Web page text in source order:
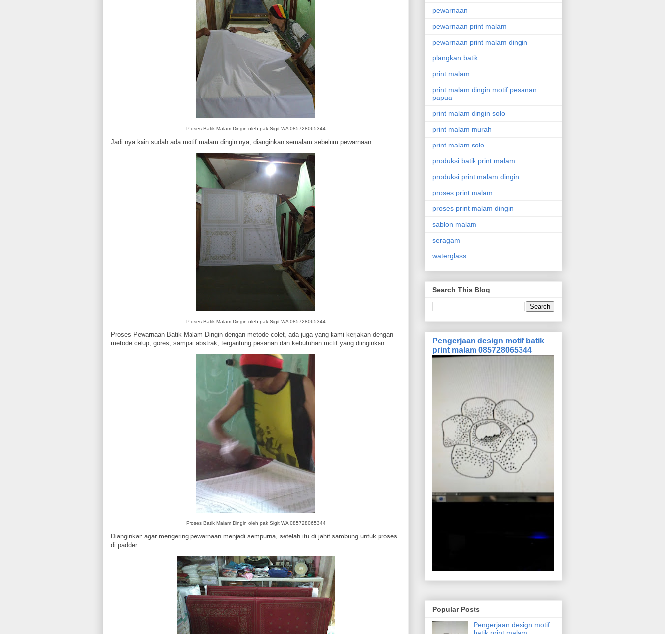
Proses Batik Malam Dingin oleh pak Sigit WA 085728065344
Jadi nya kain sudah ada motif malam dingin nya, dianginkan semalam sebelum pewarnaan.
Proses Batik Malam Dingin oleh pak Sigit WA 085728065344
Proses Pewarnaan Batik Malam Dingin dengan metode colet, ada juga yang kami kerjakan dengan
metode celup, gores, sampai abstrak, tergantung pesanan dan kebutuhan motif yang diinginkan.
Proses Batik Malam Dingin oleh pak Sigit WA 085728065344
Dianginkan agar mengering pewarnaan menjadi sempurna, setelah itu di jahit sambung untuk proses
di padder.
pewarnaan
pewarnaan print malam
pewarnaan print malam dingin
plangkan batik
print malam
print malam dingin motif pesanan
papua
print malam dingin solo
print malam murah
print malam solo
produksi batik print malam
produksi print malam dingin
proses print malam
proses print malam dingin
sablon malam
seragam
waterglass
Search This Blog
Pengerjaan design motif batik
print malam 085728065344
Popular Posts
Pengerjaan design motif
batik print malam